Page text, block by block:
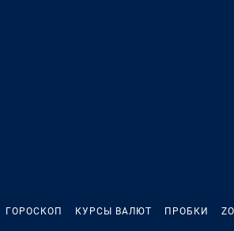
ГОРОСКОП КУРСЫ ВАЛЮТ ПРОБКИ